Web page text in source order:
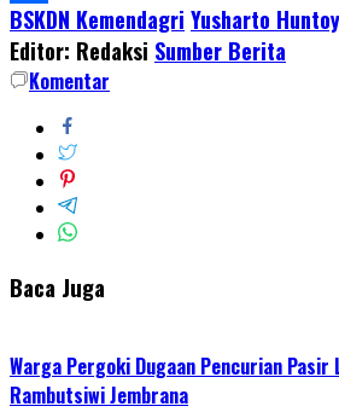
Share
BSKDN Kemendagri Yusharto
Editor: Redaksi Sumber Berita
Komentar
Baca Juga
Warga Pergoki Dugaan Pencurian
Rambutsiwi Jembrana